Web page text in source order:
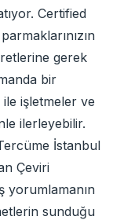
Certified
gerek
bir
işletmeler ve
ilerleyebilir.
İstanbul
Çeviri
yorumlamanın
sunduğu